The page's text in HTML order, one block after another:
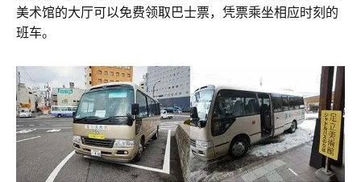
美术馆的大厅可以免费领取巴士票，凭票乘坐相应时刻的
班车。